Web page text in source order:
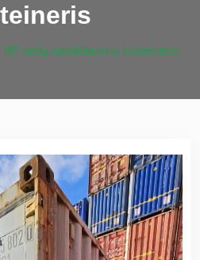
40′ pėdų sandėliavimo konteineris